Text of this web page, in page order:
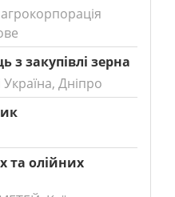
закупівлі зерна
Дніпро
та олійних